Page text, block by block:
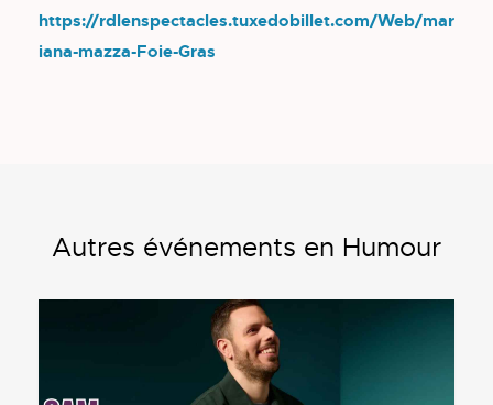
https://rdlenspectacles.tuxedobillet.com/Web/mar
iana-mazza-Foie-Gras
Autres événements en Humour